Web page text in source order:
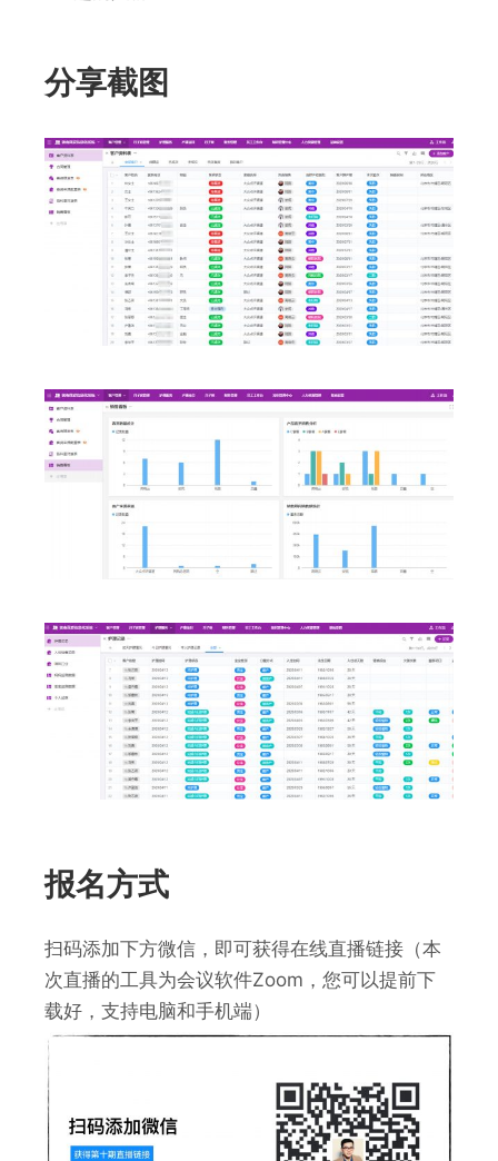
分享截图
报名方式
扫码添加下方微信，即可获得在线直播链接（本
次直播的工具为会议软件Zoom，您可以提前下
载好，支持电脑和手机端）